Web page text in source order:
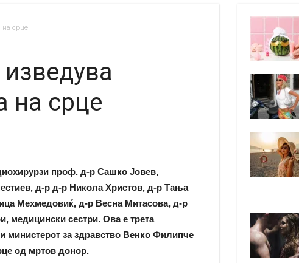
на срце
на срце
проф. д-р Сашко Јовев,
д-р д-р Никола Христов, д-р Тања
Мехмедовиќ, д-р Весна Митасова, д-р
медицински сестри. Ова е трета
министерот за здравство Венко Филипче
од мртов донор.